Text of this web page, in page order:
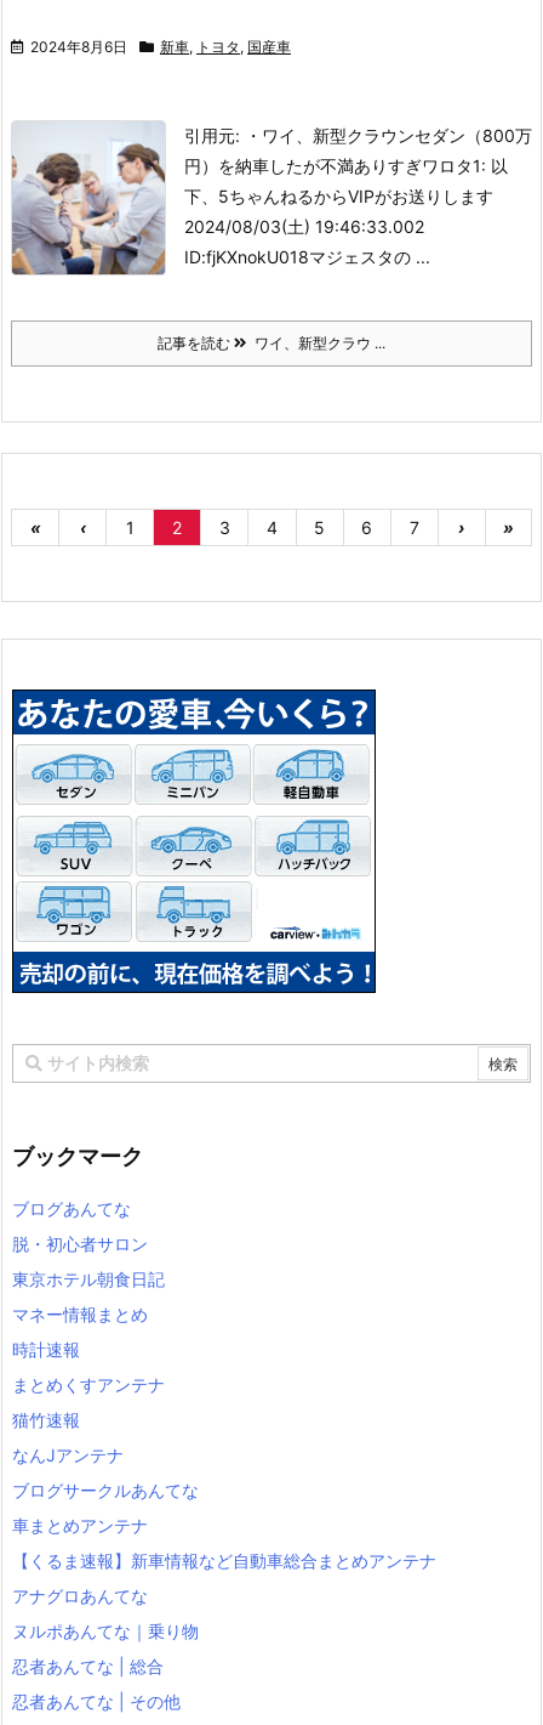
2024年8月6日 新車, トヨタ , 国産車
引用元: ・ワイ、新型クラウンセダン（800万
円）を納車したが不満ありすぎワロタ1: 以
下、5ちゃんねるからVIPがお送りします
2024/08/03(土) 19:46:33.002
ID:fjKXnokU018マジェスタの ...
記事を読む ワイ、新型クラウ ...
« ‹ 1 2 3 4 5 6 7 › »
ブックマーク
ブログあんてな
脱・初心者サロン
東京ホテル朝食日記
マネー情報まとめ
時計速報
まとめくすアンテナ
猫竹速報
なんJアンテナ
ブログサークルあんてな
車まとめアンテナ
【くるま速報】新車情報など自動車総合まとめアンテナ
アナグロあんてな
ヌルポあんてな｜乗り物
忍者あんてな | 総合
忍者あんてな | その他